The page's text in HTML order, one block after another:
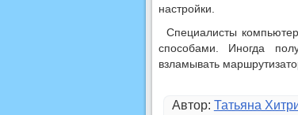
настройки.
Специалисты
способами. Иногда
взламывать
Автор: Татьяна